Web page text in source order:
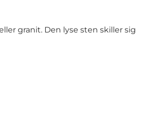
granit. Den lyse sten skiller sig